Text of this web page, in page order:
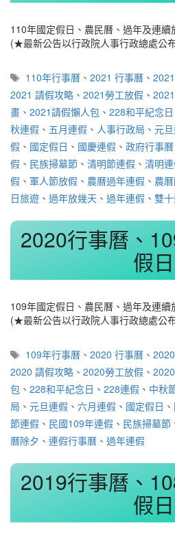
110年國定假日、農民曆、過年及連續
(★最新公告以行政院人事行政總處
標
籤
110年行事曆 、2021 行事曆 、
2021 請假攻略 、 2021勞工放假 、
畫 、 2021請假懶人包 、 228和平紀念日
秋連假 、 五月連假 、 人事行政局 、 元
假 、 國定假日 、 國慶連假 、 政府行事曆
假 、 民族掃墓節 、 清明節連假 、 清明
假 、 軍人節放假 、 農曆過年連假 、 農
日旅遊 、 過年放幾天 、 過年連假 、 雙
2020行事曆、
假日
109年國定假日、農民曆、過年及連續
(★最新公告以行政院人事行政總處
標
籤
109年行事曆 、2020 行事曆 、
2020 請假攻略 、 2020勞工放假 、
包 、 228和平紀念日 、 228連假 、 中秋
局 、 元旦連假 、 六月連假 、 國定假日 、
節連假 、 民國109年連假 、 民族掃墓節
曆除夕 、 連假行事曆 、 過年連假
2019行事曆、
假日